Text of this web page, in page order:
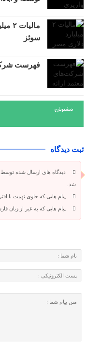
سوئز
فهرست
ثبت دیدگاه
دیدگاه های ارسال شده توسط
شد.
پیام هایی که حاوی تهمت یا
پیام هایی که به غیر از زبان